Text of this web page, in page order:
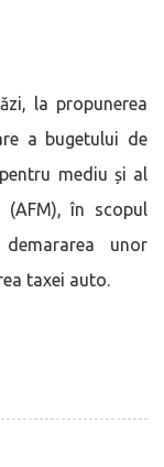
la propunerea
a bugetului de
mediu și al
(AFM), în scopul
unor
taxei auto.